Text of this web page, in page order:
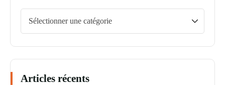
Articles récents